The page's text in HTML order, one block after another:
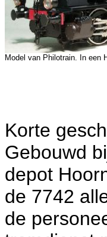
Model van Philotrain. In een
Korte
Gebouwd
depot
de 7742
de